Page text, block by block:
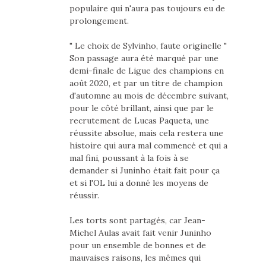
populaire qui n'aura pas toujours eu de
prolongement.
" Le choix de Sylvinho, faute originelle "
Son passage aura été marqué par une
demi-finale de Ligue des champions en
août 2020, et par un titre de champion
d'automne au mois de décembre suivant,
pour le côté brillant, ainsi que par le
recrutement de Lucas Paqueta, une
réussite absolue, mais cela restera une
histoire qui aura mal commencé et qui a
mal fini, poussant à la fois à se
demander si Juninho était fait pour ça
et si l'OL lui a donné les moyens de
réussir.
Les torts sont partagés, car Jean-
Michel Aulas avait fait venir Juninho
pour un ensemble de bonnes et de
mauvaises raisons, les mêmes qui